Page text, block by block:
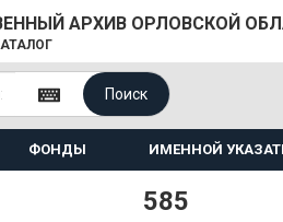
АРХИВ ОРЛОВСКОЙ
Поиск
ФОНДЫ ИМЕННОЙ
585